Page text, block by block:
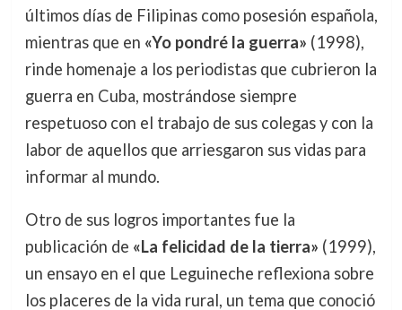
últimos días de Filipinas como posesión española,
mientras que en «Yo pondré la guerra» (1998),
rinde homenaje a los periodistas que cubrieron la
guerra en Cuba, mostrándose siempre
respetuoso con el trabajo de sus colegas y con la
labor de aquellos que arriesgaron sus vidas para
informar al mundo.
Otro de sus logros importantes fue la
publicación de «La felicidad de la tierra» (1999),
un ensayo en el que Leguineche reflexiona sobre
los placeres de la vida rural, un tema que conoció